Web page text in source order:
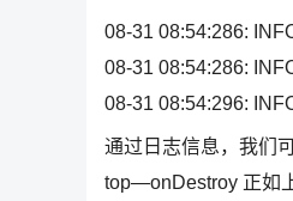
08-31 08:54:286:
08-31 08:54:286:
08-31 08:54:296:
通过日志信息，我们
top—onDestroy 正如